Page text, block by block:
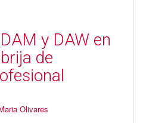
y DAW en
de
Olivares